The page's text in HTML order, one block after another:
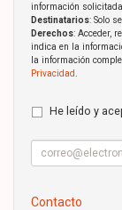
información
Destinatarios: Solo
Derechos: Acceder,
indica en la
la información
Privacidad
He leído y
Contacto